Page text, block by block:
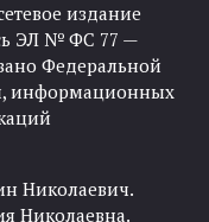
издание
ЭЛ № ФС 77 —
Федеральной
информационных
Николаевич.
Николаевна.